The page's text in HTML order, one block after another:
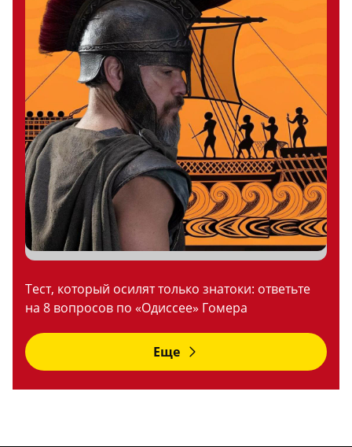
Тест, который осилят только знатоки: ответьте
на 8 вопросов по «Одиссее» Гомера
Еще